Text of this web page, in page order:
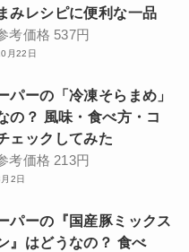
みレシピに便利な一品
考価格 537円
月22日
パーの「冷凍そらまめ」
の？ 風味・食べ方・コ
ェックしてみた
考価格 213円
2日
パーの『国産豚ミックス
』はどうなの？ 食べ